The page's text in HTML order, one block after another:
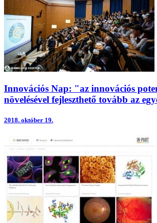
Innovációs Nap: "az innovációs
növelésével fejleszthető tovább az
2018. október 19.